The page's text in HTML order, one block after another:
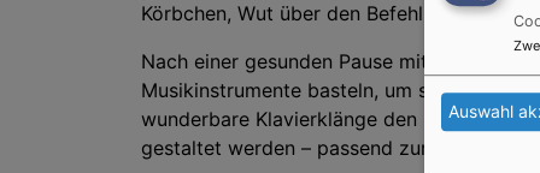
Körbchen, Wut über den Befehl, die
Nach einer gesunden Pause mit Obst und
Musikinstrumente basteln, um später im
wunderbare Klavierklänge den Raum, und
gestaltet werden – passend zur Mose-
Auswahl